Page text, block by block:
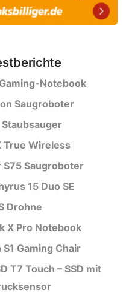
Notebook
Saugroboter
True Wireless
S75 Saugroboter
15 Duo SE
Drohne
X Pro Notebook
Gaming Chair
T7 Touch – SSD mit